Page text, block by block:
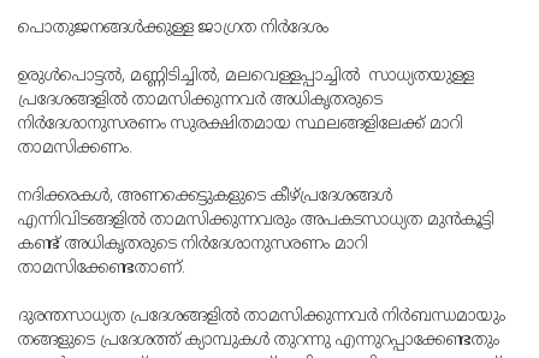
പൊതുജനങ്ങള്‍ക്കുള്ള ജാഗ്രത നിര്‍ദേശം
ഉരുള്‍പൊട്ടല്‍, മണ്ണിടിച്ചില്‍, മലവെള്ളപ്പാച്ചില്‍ സാധ്യതയുള്ള
പ്രദേശങ്ങളില്‍ താമസിക്കുന്നവര്‍ അധികൃതരുടെ
നിര്‍ദേശാനുസരണം സുരക്ഷിതമായ സ്ഥലങ്ങളിലേക്ക് മാറി
താമസിക്കണം.
നദിക്കരകള്‍, അണക്കെട്ടുകളുടെ കീഴ്പ്രദേശങ്ങള്‍
എന്നിവിടങ്ങളില്‍ താമസിക്കുന്നവരും അപകടസാധ്യത മുന്‍കൂട്ടി
കണ്ട് അധികൃതരുടെ നിര്‍ദേശാനുസരണം മാറി
താമസിക്കേണ്ടതാണ്.
ദുരന്തസാധ്യത പ്രദേശങ്ങളില്‍ താമസിക്കുന്നവര്‍ നിര്‍ബന്ധമായും
തങ്ങളുടെ പ്രദേശത്ത് ക്യാമ്പുകള്‍ തുറന്നു എന്നുറപ്പാക്കേണ്ടതും